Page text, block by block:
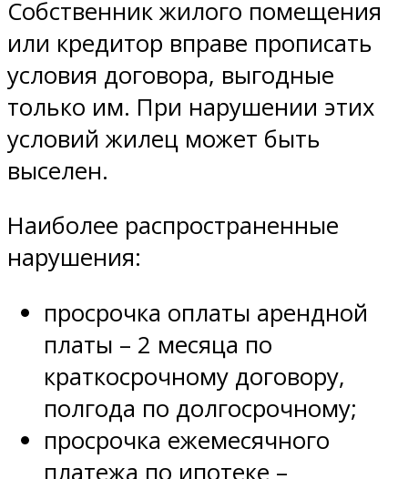
Собственник жилого помещения
или кредитор вправе прописать
условия договора, выгодные
только им. При нарушении этих
условий жилец может быть
выселен.
Наиболее распространенные
нарушения:
просрочка оплаты арендной
платы – 2 месяца по
краткосрочному договору,
полгода по долгосрочному;
просрочка ежемесячного
платежа по ипотеке –